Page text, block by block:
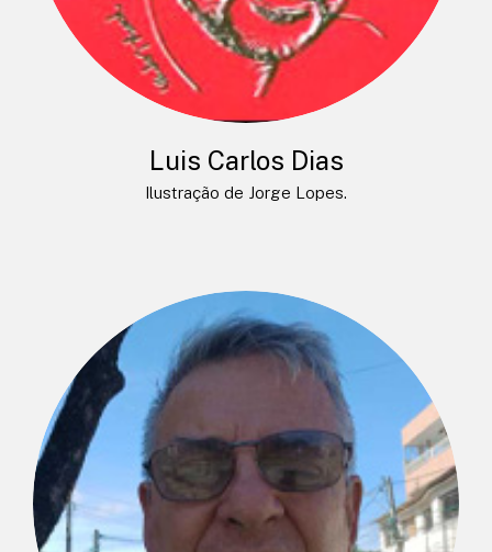
Luis Carlos Dias
Ilustração de Jorge Lopes.